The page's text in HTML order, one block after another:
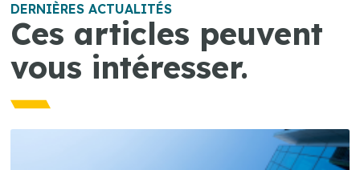
DERNIÈRES ACTUALITÉS
Ces articles peuvent
vous intéresser.